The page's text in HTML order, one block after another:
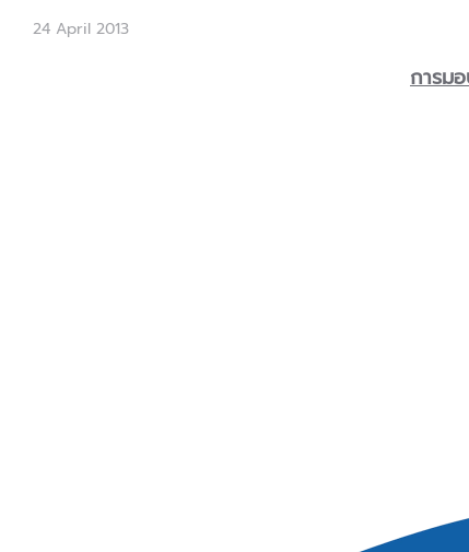
24 April 2013
การม